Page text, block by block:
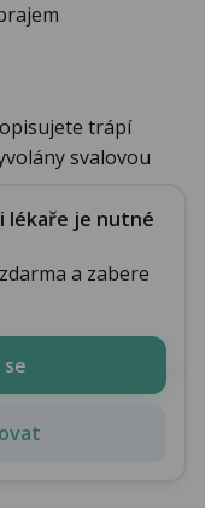
trápí
svalovou
lékaře je nutné
a zabere